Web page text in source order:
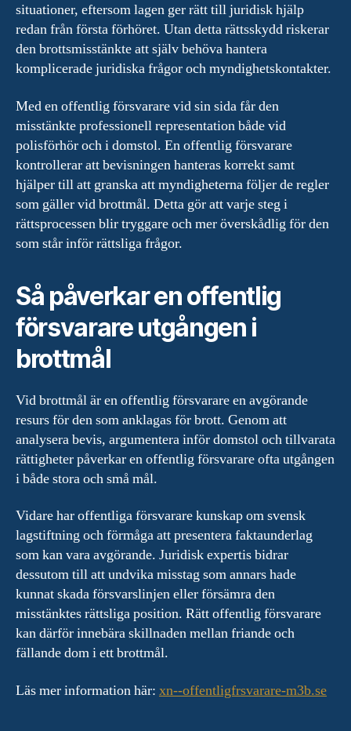
situationer, eftersom lagen ger rätt till juridisk hjälp
redan från första förhöret. Utan detta rättsskydd riskerar
den brottsmisstänkte att själv behöva hantera
komplicerade juridiska frågor och myndighetskontakter.
Med en offentlig försvarare vid sin sida får den
misstänkte professionell representation både vid
polisförhör och i domstol. En offentlig försvarare
kontrollerar att bevisningen hanteras korrekt samt
hjälper till att granska att myndigheterna följer de regler
som gäller vid brottmål. Detta gör att varje steg i
rättsprocessen blir tryggare och mer överskådlig för den
som står inför rättsliga frågor.
Så påverkar en offentlig
försvarare utgången i
brottmål
Vid brottmål är en offentlig försvarare en avgörande
resurs för den som anklagas för brott. Genom att
analysera bevis, argumentera inför domstol och tillvarata
rättigheter påverkar en offentlig försvarare ofta utgången
i både stora och små mål.
Vidare har offentliga försvarare kunskap om svensk
lagstiftning och förmåga att presentera faktaunderlag
som kan vara avgörande. Juridisk expertis bidrar
dessutom till att undvika misstag som annars hade
kunnat skada försvarslinjen eller försämra den
misstänktes rättsliga position. Rätt offentlig försvarare
kan därför innebära skillnaden mellan friande och
fällande dom i ett brottmål.
Läs mer information här: xn--offentligfrsvarare-m3b.se